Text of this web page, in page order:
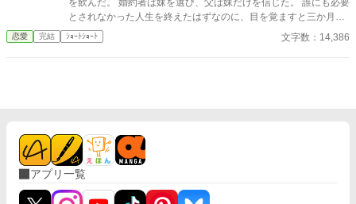
を飲んだ。 婚約者は妹を選び、父は妹だけを信じた。 誰にも必要
とされなかった人生を終えたはずなのに、目を覚ますと三か月前
へと時間は巻き戻っていた。 もう、誰かに愛されるためだけに生
きるのはやめよう。 そう決めた彼女は、静かに運命を書き換えて
恋愛 完結 ｼｮｰﾄｼｮｰﾄ 文字数：14,386
アプリ一覧